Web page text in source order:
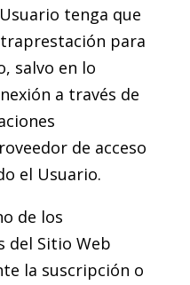
tenga que
para
salvo en lo
a través de
de acceso
el Usuario.
de los
del Sitio Web
la suscripción o